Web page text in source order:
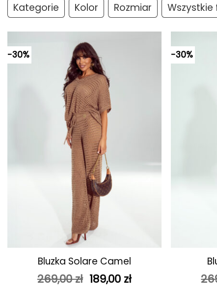
Kategorie Kolor Rozmiar Wszystkie
-30%
Bluzka Solare Camel
269,00zł Pierwotna
cena
189,00 złAktualna
-30%